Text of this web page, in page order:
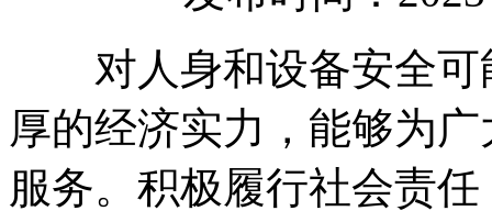
对人身和设备安全可
厚的经济实力，能够为
服务。积极履行社会责